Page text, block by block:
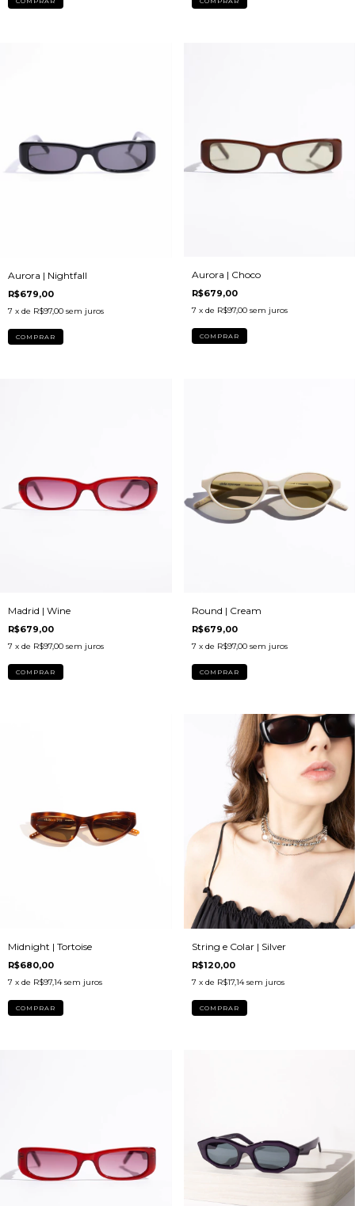
Aurora | Nightfall
R$679,00
7 x de R$97,00 sem juros
Aurora | Choco
R$679,00
7 x de R$97,00 sem juros
Madrid | Wine
R$679,00
7 x de R$97,00 sem juros
Round | Cream
R$679,00
7 x de R$97,00 sem juros
Midnight | Tortoise
R$680,00
7 x de R$97,14 sem juros
String e Colar | Silver
R$120,00
7 x de R$17,14 sem juros